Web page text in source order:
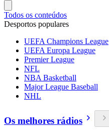
Todos os conteúdos
Desportos populares
UEFA Champions League
UEFA Europa League
Premier League
NFL
NBA Basketball
Major League Baseball
NHL
Os melhores rádios